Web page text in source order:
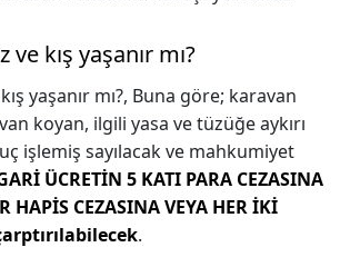
ve kış yaşanır mı?
yaşanır mı?, Buna göre; karavan
koyan, ilgili yasa ve tüzüğe aykırı
işlemiş sayılacak ve mahkumiyet
ÜCRETİN 5 KATI PARA CEZASINA
HAPİS CEZASINA VEYA HER İKİ
.